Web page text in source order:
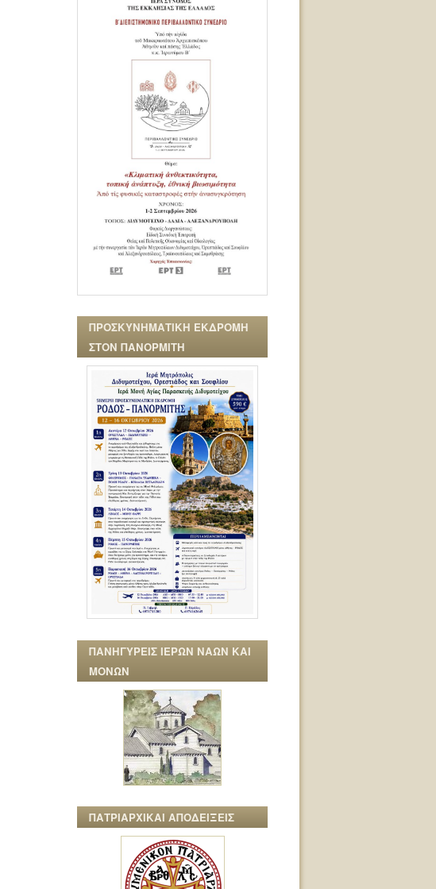
ΠΡΟΣΚΥΝΗΜΑΤΙΚΗ ΕΚΔΡΟΜΗ
ΣΤΟΝ ΠΑΝΟΡΜΙΤΗ
ΠΑΝΗΓΥΡΕΙΣ ΙΕΡΩΝ ΝΑΩΝ ΚΑΙ
ΜΟΝΩΝ
ΠΑΤΡΙΑΡΧΙΚΑΙ ΑΠΟΔΕΙΞΕΙΣ